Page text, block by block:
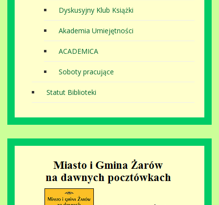
Dyskusyjny Klub Książki
Akademia Umiejętności
ACADEMICA
Soboty pracujące
Statut Biblioteki